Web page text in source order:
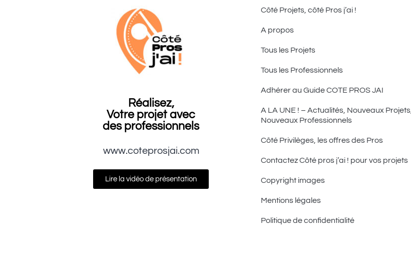
Réalisez,
Votre projet avec
des professionnels
www.coteprosjai.com
Lire la vidéo de présentation
Côté Projets, côté Pros j’ai !
A propos
Tous les Projets
Tous les Professionnels
Adhérer au Guide COTE PROS JAI
A LA UNE ! – Actualités, Nouveaux Projets,
Nouveaux Professionnels
Côté Privilèges, les offres des Pros
Contactez Côté pros j’ai ! pour vos projets
Copyright images
Mentions légales
Politique de confidentialité